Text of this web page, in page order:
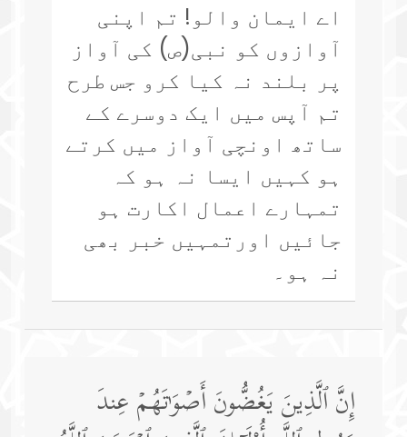
اے ایمان والو! تم اپنی
آوازوں کو نبی(ص) کی آواز
پر بلند نہ کیا کرو جس طرح
تم آپس میں ایک دوسرے کے
ساتھ اونچی آواز میں کرتے
ہو کہیں ایسا نہ ہو کہ
تمہارے اعمال اکارت ہو
جائیں اورتمہیں خبر بھی
نہ ہو۔
إِنَّ ٱلَّذِینَ یَغُضُّونَ أَصۡوَ ٰ⁠تَهُمۡ عِندَ